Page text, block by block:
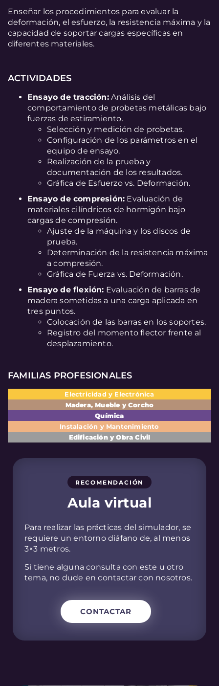
RECOMENDACIÓN
Aula virtual
Para realizar las prácticas del simulador, se
requiere un entorno diáfano de, al menos
3×3 metros.
Si tiene alguna consulta con este u otro
tema, no dude en contactar con nosotros.
CONTACTAR
Enseñar los procedimientos para evaluar la
deformación, el esfuerzo, la resistencia máxima y la
capacidad de soportar cargas específicas en
diferentes materiales.
ACTIVIDADES
Ensayo de tracción:Análisis del
comportamiento de probetas metálicas bajo
fuerzas de estiramiento.
Selección y medición de probetas.
Configuración de los parámetros en el
equipo de ensayo.
Realización de la prueba y
documentación de los resultados.
Gráfica de Esfuerzo vs. Deformación.
Ensayo de compresión: Evaluación de
materiales cilíndricos de hormigón bajo
cargas de compresión.
Ajuste de la máquina y los discos de
prueba.
Determinación de la resistencia máxima
a compresión.
Gráfica de Fuerza vs. Deformación.
Ensayo de flexión: Evaluación de barras de
madera sometidas a una carga aplicada en
tres puntos.
Colocación de las barras en los soportes.
Registro del momento flector frente al
desplazamiento.
FAMILIAS PROFESIONALES
Electricidad y Electrónica
Madera, Mueble y Corcho
Química
Instalación y Mantenimiento
Edificación y Obra Civil